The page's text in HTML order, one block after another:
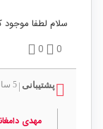
سلام لطفا موجود
0
0
پشتیبانی 5 سال پیش
مهدی